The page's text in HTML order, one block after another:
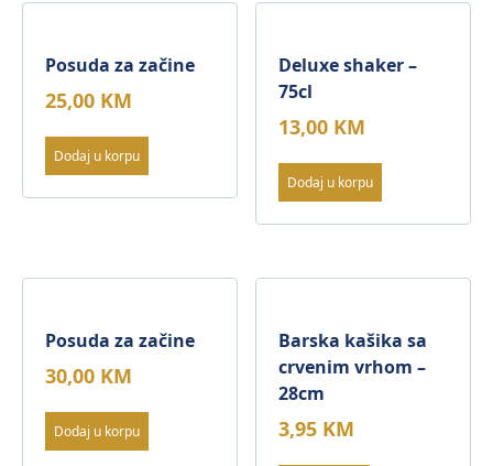
Posuda za začine
25,00 KM
Dodaj u korpu
Deluxe shaker –
75cl
13,00 KM
Dodaj u korpu
Posuda za začine
30,00 KM
Dodaj u korpu
Barska kašika sa
crvenim vrhom –
28cm
3,95 KM